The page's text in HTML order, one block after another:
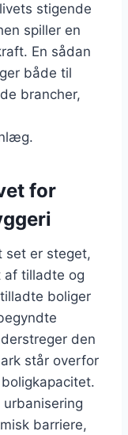
stigende
spiller en
En sådan
både til
brancher,
for
set er steget,
af tilladte og
boliger
den
står overfor
barriere,